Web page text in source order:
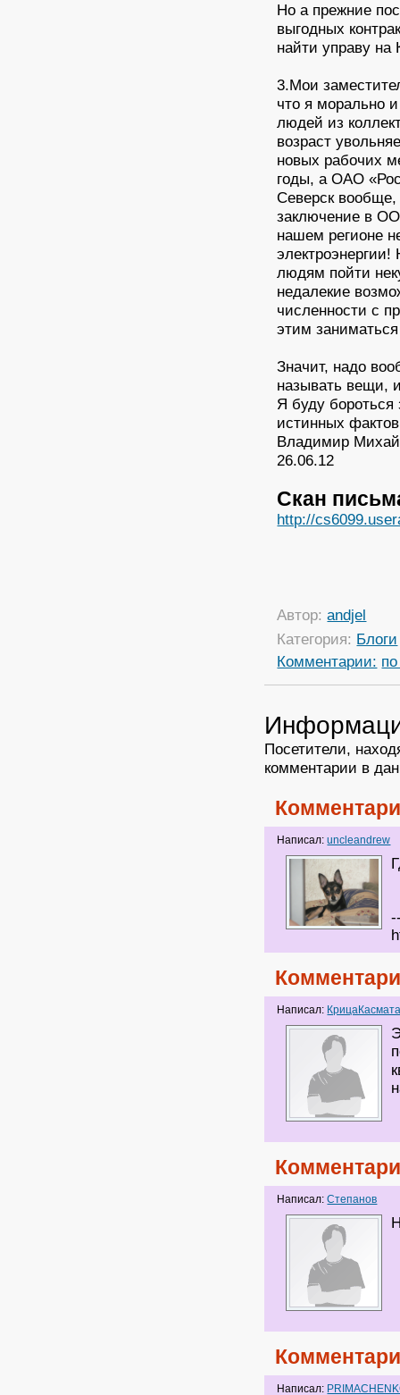
Но а прежние
выгодных
найти управу на
3.Мои
что я морально
людей из
возраст
новых рабочих
годы, а ОАО
Северск
заключение в
нашем регионе
электроэнергии!
людям пойти
недалекие
численности с
этим
Значит, надо
называть вещи,
Я буду бороться
истинных
Владимир
26.06.12
Cкан
http://
Автор:andjel
Категория: Блоги
Комментарии:
Посетители,
комментарии в
Написал:uncleandrew
Написал:
Написал:Степанов
Написал: